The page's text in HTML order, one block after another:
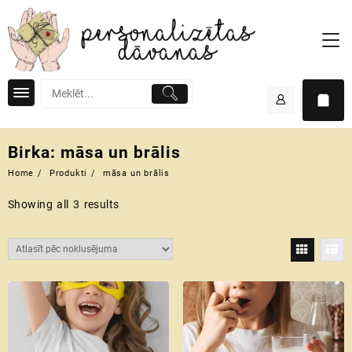
to
content
Birka: māsa un brālis
Home Produkti māsa un brālis
Showing all 3 results